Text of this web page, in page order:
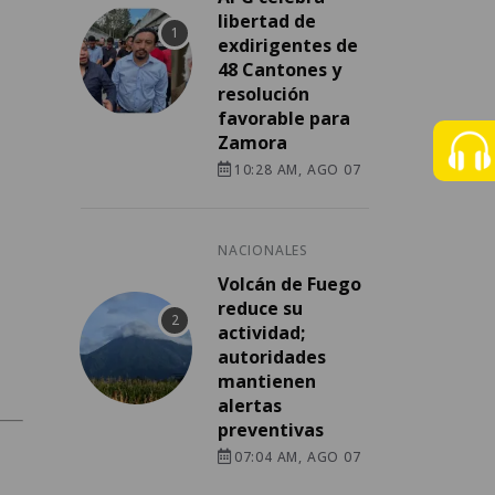
libertad de
exdirigentes de
48 Cantones y
resolución
favorable para
Zamora
10:28 AM, AGO 07
NACIONALES
Volcán de Fuego
reduce su
actividad;
autoridades
mantienen
alertas
preventivas
07:04 AM, AGO 07